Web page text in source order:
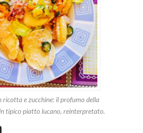
ricotta e zucchine: il profumo della
tipico piatto lucano, reinterpretato.